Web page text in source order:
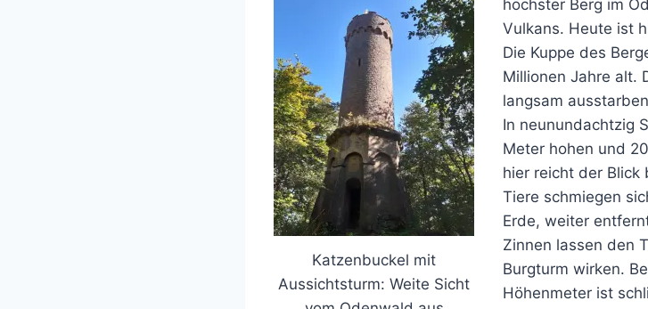
Katzenbuckel mit
Aussichtsturm: Weite Sicht
höchster Berg im
Vulkans. Heute ist
Die Kuppe des
Millionen Jahre alt.
langsam
In neunundachtzig
Meter hohen und
hier reicht der Blick
Tiere schmiegen
Erde, weiter
Zinnen lassen den
Burgturm wirken.
Höhenmeter ist